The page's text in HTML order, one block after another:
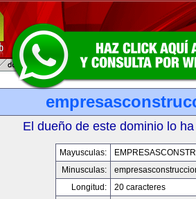
El dueño de este dominio lo
Mayusculas:
Minusculas:
Longitud:
20 caracteres